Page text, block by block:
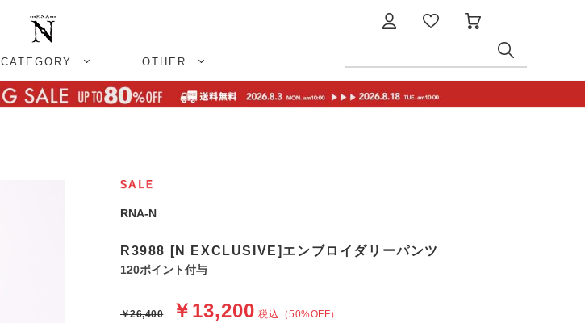
CATEGORY OTHER
RNA-N
R3988 [N EXCLUSIVE]エンブロイダリーパンツ
120ポイント付与
（50%OFF）
￥13,200 税込
￥26,400